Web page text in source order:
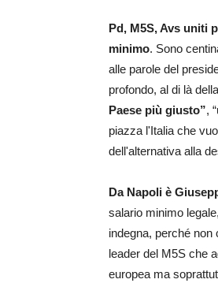
Pd, M5S, Avs uniti
minimo. Sono
alle parole del
profondo, al di là
Paese più giusto”,
piazza l'Italia che
dell'alternativa alla
Da Napoli è
salario minimo
indegna, perché non
leader del M5S che
europea ma